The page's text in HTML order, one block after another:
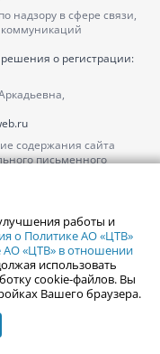
надзору в сфере связи,
о регистрации:
содержания сайта
письменного
по тел.
«Афиша»
сайта
персональных данных
работы и
о Политике АО «ЦТВ»
АО «ЦТВ» в отношении
использовать
cookie-файлов. Вы
Вашего браузера.